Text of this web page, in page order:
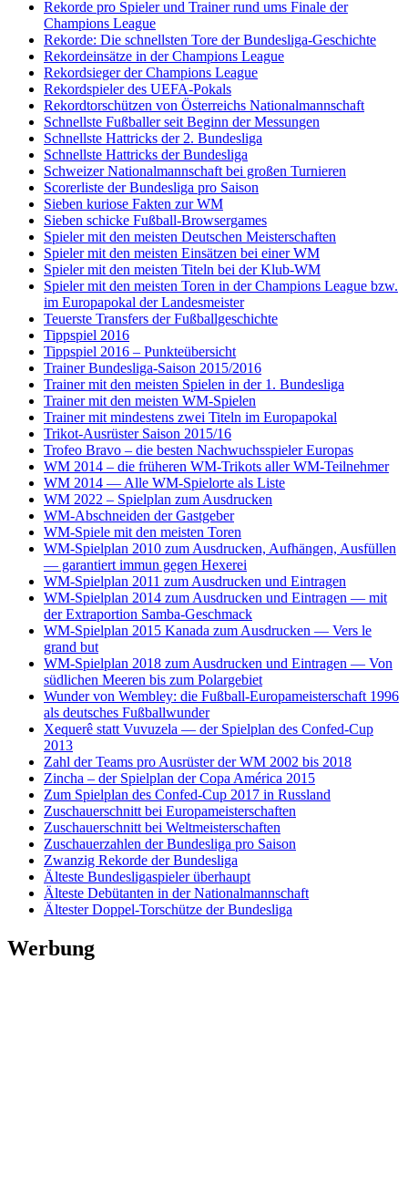
Rekorde pro Spieler und Trainer rund ums Finale der
Champions League
Rekorde: Die schnellsten Tore der Bundesliga-Geschichte
Rekordeinsätze in der Champions League
Rekordsieger der Champions League
Rekordspieler des UEFA-Pokals
Rekordtorschützen von Österreichs Nationalmannschaft
Schnellste Fußballer seit Beginn der Messungen
Schnellste Hattricks der 2. Bundesliga
Schnellste Hattricks der Bundesliga
Schweizer Nationalmannschaft bei großen Turnieren
Scorerliste der Bundesliga pro Saison
Sieben kuriose Fakten zur WM
Sieben schicke Fußball-Browsergames
Spieler mit den meisten Deutschen Meisterschaften
Spieler mit den meisten Einsätzen bei einer WM
Spieler mit den meisten Titeln bei der Klub-WM
Spieler mit den meisten Toren in der Champions League bzw.
im Europapokal der Landesmeister
Teuerste Transfers der Fußballgeschichte
Tippspiel 2016
Tippspiel 2016 – Punkteübersicht
Trainer Bundesliga-Saison 2015/2016
Trainer mit den meisten Spielen in der 1. Bundesliga
Trainer mit den meisten WM-Spielen
Trainer mit mindestens zwei Titeln im Europapokal
Trikot-Ausrüster Saison 2015/16
Trofeo Bravo – die besten Nachwuchsspieler Europas
WM 2014 – die früheren WM-Trikots aller WM-Teilnehmer
WM 2014 — Alle WM-Spielorte als Liste
WM 2022 – Spielplan zum Ausdrucken
WM-Abschneiden der Gastgeber
WM-Spiele mit den meisten Toren
WM-Spielplan 2010 zum Ausdrucken, Aufhängen, Ausfüllen
— garantiert immun gegen Hexerei
WM-Spielplan 2011 zum Ausdrucken und Eintragen
WM-Spielplan 2014 zum Ausdrucken und Eintragen — mit
der Extraportion Samba-Geschmack
WM-Spielplan 2015 Kanada zum Ausdrucken — Vers le
grand but
WM-Spielplan 2018 zum Ausdrucken und Eintragen — Von
südlichen Meeren bis zum Polargebiet
Wunder von Wembley: die Fußball-Europameisterschaft 1996
als deutsches Fußballwunder
Xequerê statt Vuvuzela — der Spielplan des Confed-Cup
2013
Zahl der Teams pro Ausrüster der WM 2002 bis 2018
Zincha – der Spielplan der Copa América 2015
Zum Spielplan des Confed-Cup 2017 in Russland
Zuschauerschnitt bei Europameisterschaften
Zuschauerschnitt bei Weltmeisterschaften
Zuschauerzahlen der Bundesliga pro Saison
Zwanzig Rekorde der Bundesliga
Älteste Bundesligaspieler überhaupt
Älteste Debütanten in der Nationalmannschaft
Ältester Doppel-Torschütze der Bundesliga
Werbung